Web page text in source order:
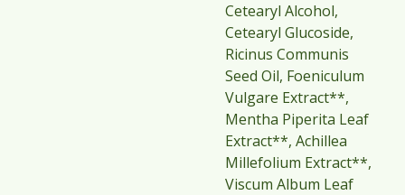
Cetearyl Alcohol,
Cetearyl Glucoside,
Ricinus Communis
Seed Oil, Foeniculum
Vulgare Extract**,
Mentha Piperita Leaf
Extract**, Achillea
Millefolium Extract**,
Viscum Album Leaf